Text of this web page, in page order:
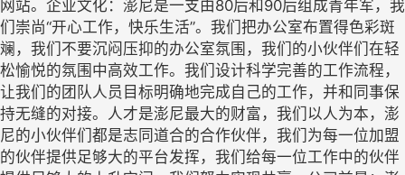
网站。企业文化：澎尼是一支由80后和90后组成青年军，我
们崇尚“开心工作，快乐生活”。我们把办公室布置得色彩斑
斓，我们不要沉闷压抑的办公室氛围，我们的小伙伴们在轻
松愉悦的氛围中高效工作。我们设计科学完善的工作流程，
让我们的团队人员目标明确地完成自己的工作，并和同事保
持无缝的对接。人才是澎尼最大的财富，我们以人为本，澎
尼的小伙伴们都是志同道合的合作伙伴，我们为每一位加盟
的伙伴提供足够大的平台发挥，我们给每一位工作中的伙伴